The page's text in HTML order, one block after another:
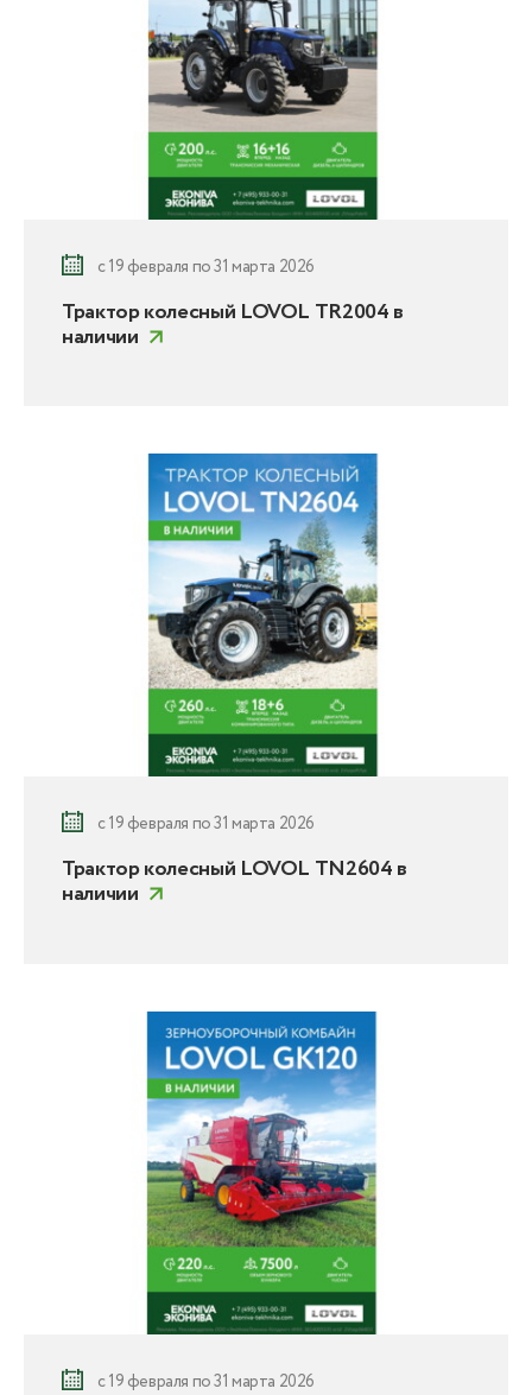
с 19 февраля по 31 марта 2026
Трактор колесный LOVOL TR2004 в
наличии
с 19 февраля по 31 марта 2026
Трактор колесный LOVOL TN2604 в
наличии
с 19 февраля по 31 марта 2026